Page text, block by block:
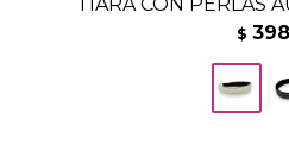
$ 398